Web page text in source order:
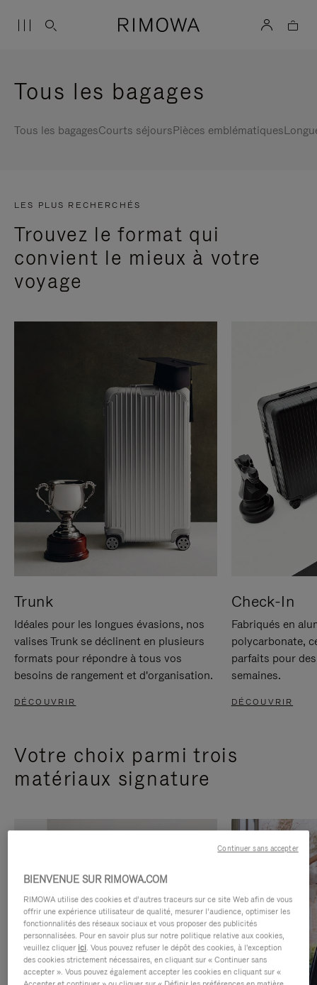
Tous les bagages
Tous les bagagesCourts séjoursPièces emblématiques
LES PLUS RECHERCHÉS
Trouvez le format qui
convient le mieux à votre
voyage
Trunk
Idéales pour les longues évasions, nos
valises Trunk se déclinent en plusieurs
formats pour répondre à tous vos
besoins de rangement et d'organisation.
DÉCOUVRIR
Check-In
Fabriqués en
polycarbonate,
parfaits pour
semaines.
DÉCOUVRIR
Votre choix parmi trois
matériaux signature
BIENVENUE SUR RIMOWA.COM
RIMOWA utilise des cookies et d’autres traceurs sur ce site Web afin de vous
offrir une expérience utilisateur de qualité, mesurer l’audience, optimiser les
fonctionnalités des réseaux sociaux et vous proposer des publicités
personnalisées. Pour en savoir plus sur notre politique relative aux cookies,
veuillez cliquer ici. Vous pouvez refuser le dépôt des cookies, à l'exception
des cookies strictement nécessaires, en cliquant sur « Continuer sans
accepter ». Vous pouvez également accepter les cookies en cliquant sur «
Continuer sans accepter